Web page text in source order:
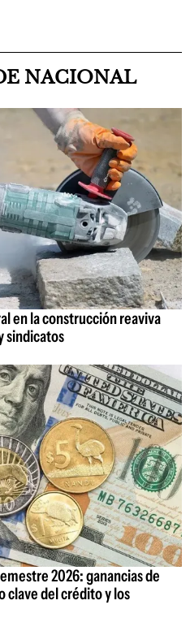
NACIONAL
en la construcción reaviva
sindicatos
2026: ganancias de
clave del crédito y los